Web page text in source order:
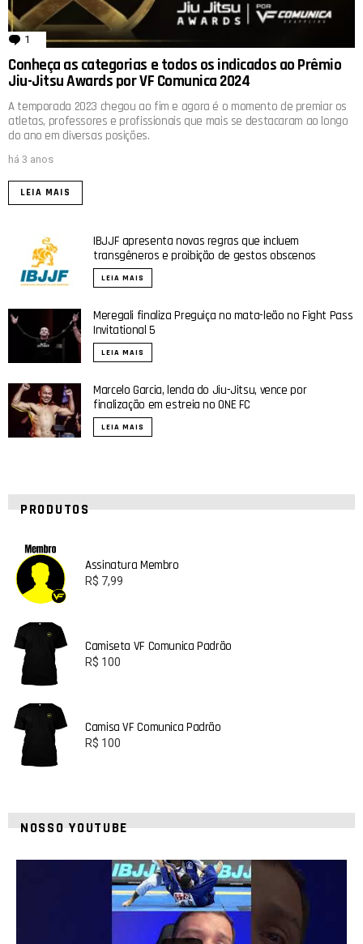
1 comentário
Conheça as categorias e todos os indicados ao Prêmio
Jiu-Jitsu Awards por VF Comunica 2024
A temporada 2023 chegou ao fim e agora é o momento de premiar os
atletas, professores e profissionais que mais se destacaram ao longo
do ano em diversas posições.
há 3 anos
LEIA MAIS
IBJJF apresenta novas regras que incluem
transgêneros e proibição de gestos obscenos
LEIA MAIS
Meregali finaliza Preguiça no mata-leão no Fight Pass
Invitational 5
LEIA MAIS
Marcelo Garcia, lenda do Jiu-Jitsu, vence por
finalização em estreia no ONE FC
LEIA MAIS
PRODUTOS
Assinatura Membro
R$ 7,99
Camiseta VF Comunica Padrão
R$ 100
Camisa VF Comunica Padrão
R$ 100
NOSSO YOUTUBE